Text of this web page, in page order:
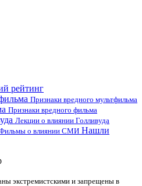
рейтинг
Признаки вредного мультфильма
Признаки вредного фильма
Лекции о влиянии Голливуда
о влиянии СМИ Нашли
экстремистскими и запрещены в